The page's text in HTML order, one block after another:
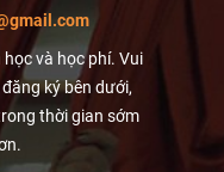
và học phí. Vui
ký bên dưới,
thời gian sớm